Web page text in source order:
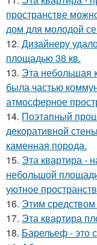
пространстве
дом для молодой
12. Дизайнеру
площадью 38 кв.
13. Эта небольшая
была частью
атмосферное
14. Поэтапный
декоративной
каменная порода.
15. Эта квартира -
небольшой
уютное
16. Этим
17. Эта квартира
18. Барельеф - это